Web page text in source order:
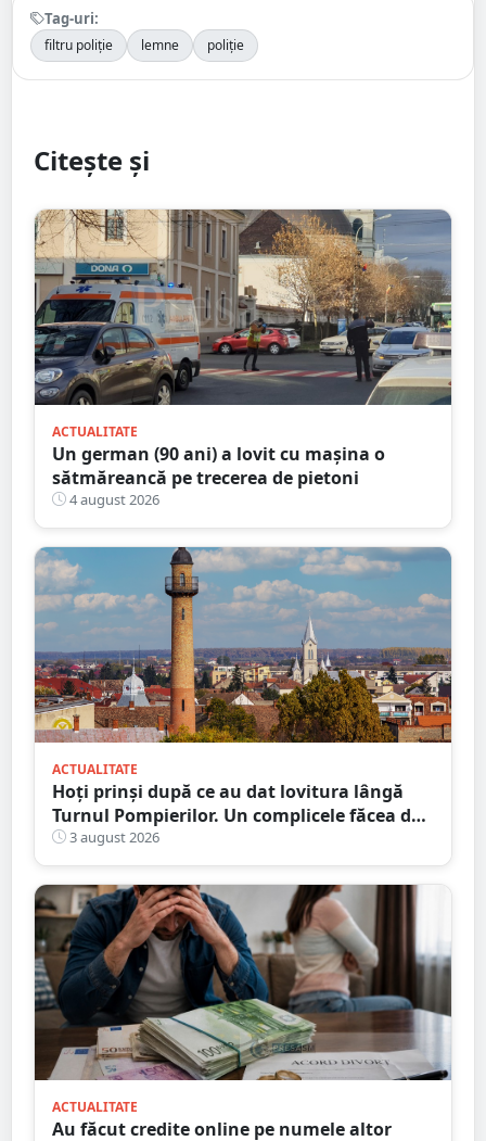
Tag-uri:
filtru poliție lemne poliție
Citește și
ACTUALITATE
Un german (90 ani) a lovit cu mașina o
sătmăreancă pe trecerea de pietoni
4 august 2026
ACTUALITATE
Hoți prinși după ce au dat lovitura lângă
Turnul Pompierilor. Un complicele făcea de
pază
3 august 2026
ACTUALITATE
Au făcut credite online pe numele altor